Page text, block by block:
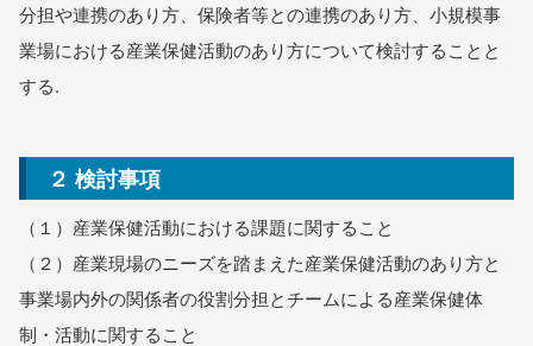
分担や連携のあり方、保険者等との連携のあり方、小規模事
業場における産業保健活動のあり方について検討することと
する.
２ 検討事項
（１）産業保健活動における課題に関すること
（２）産業現場のニーズを踏まえた産業保健活動のあり方と
事業場内外の関係者の役割分担とチームによる産業保健体
制・活動に関すること